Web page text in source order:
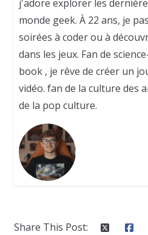
j'adore explorer les
monde geek. À 22 ans, je
soirées à coder ou à
dans les jeux. Fan de
book , je rêve de créer un
vidéo. fan de la culture des
de la pop culture.
Share This Post: